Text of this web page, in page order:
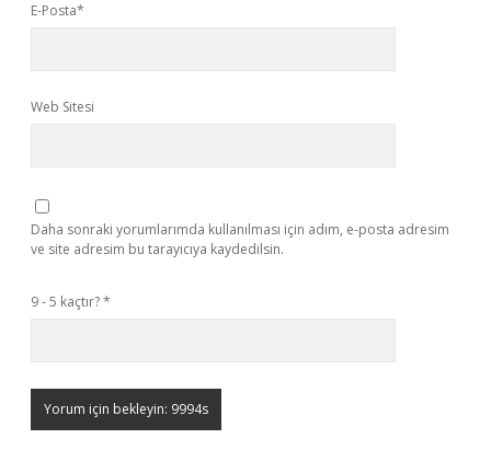
E-Posta*
Web Sitesi
Daha sonraki yorumlarımda kullanılması için adım, e-posta adresim
ve site adresim bu tarayıcıya kaydedilsin.
9 - 5 kaçtır?*